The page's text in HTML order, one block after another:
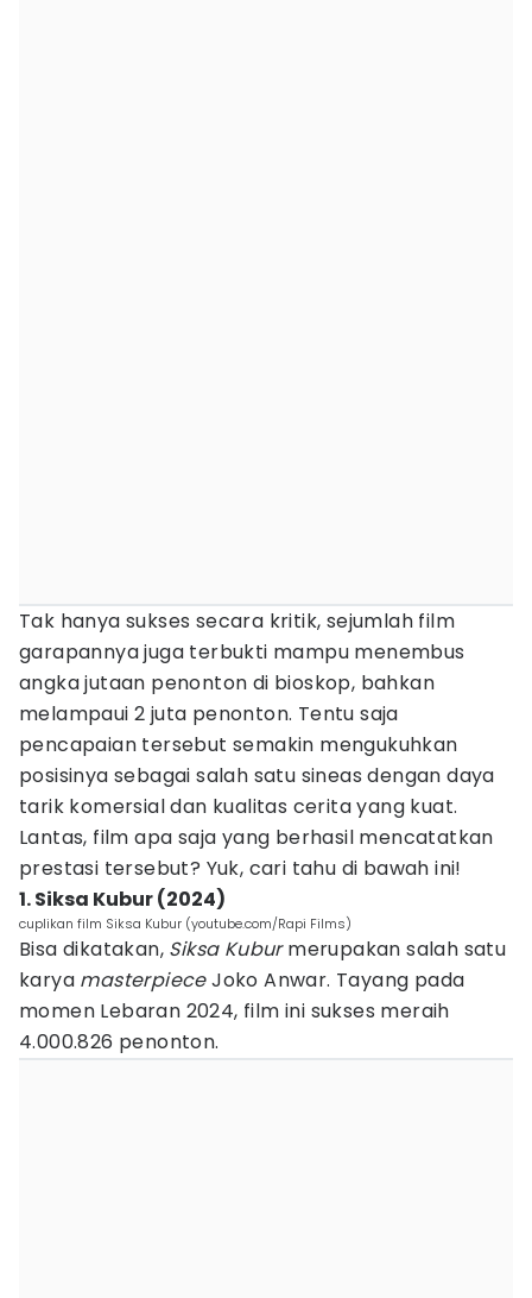
Tak hanya sukses secara kritik, sejumlah film
garapannya juga terbukti mampu menembus
angka jutaan penonton di bioskop, bahkan
melampaui 2 juta penonton. Tentu saja
pencapaian tersebut semakin mengukuhkan
posisinya sebagai salah satu sineas dengan daya
tarik komersial dan kualitas cerita yang kuat.
Lantas, film apa saja yang berhasil mencatatkan
prestasi tersebut? Yuk, cari tahu di bawah ini!
1. Siksa Kubur (2024)
cuplikan film Siksa Kubur (youtube.com/Rapi Films)
Bisa dikatakan, Siksa Kuburmerupakan salah satu
karya masterpieceJoko Anwar. Tayang pada
momen Lebaran 2024, film ini sukses meraih
4.000.826 penonton.